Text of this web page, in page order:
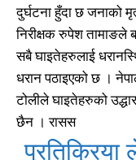
दुर्घटना हुँदा छ जनाको
निरीक्षक रुपेश तामाङले
सबै घाइतेहरुलाई
धरान पठाइएको छ ।
टोलीले घाइतेहरुको
छैन । रासस
प्रतिक्रिया